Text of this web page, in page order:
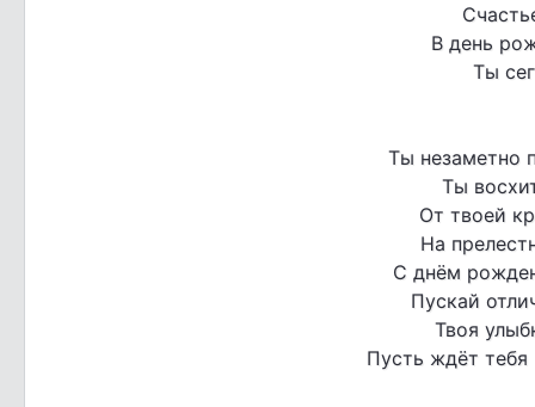
В день
Ты
Ты незаметно
Ты
От твоей
На
С днём
Пускай
Твоя
Пусть ждёт тебя